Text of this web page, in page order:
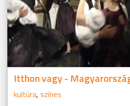
Itthon vagy -
kultúra, színes